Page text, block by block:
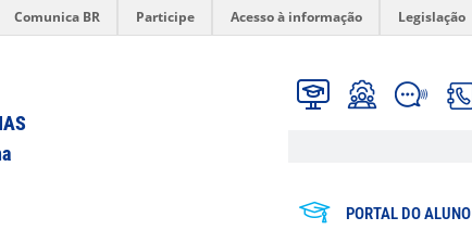
Comunica BR Participe Acesso à informação Legislação
PORTAL DO ALUNO